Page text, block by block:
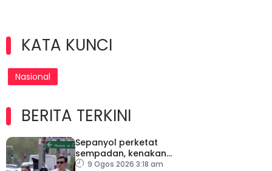
KATA KUNCI
Nasional
BERITA TERKINI
Sepanyol perketat
sempadan, kenakan
pemeriksaan ketibaan
9 Ogos 2026 3:18 am